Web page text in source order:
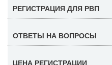
РЕГИСТРАЦИЯ ДЛЯ РВП
ОТВЕТЫ НА ВОПРОСЫ
ЦЕНА РЕГИСТРАЦИИ